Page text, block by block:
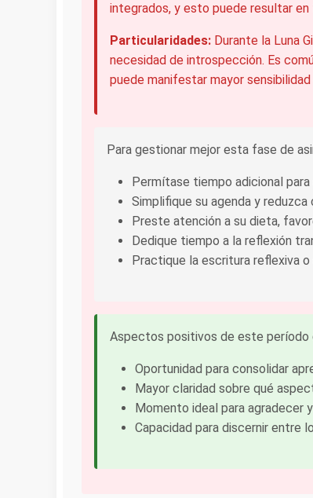
integrados, y esto puede resultar
Particularidades: Durante la Luna
necesidad de introspección. Es
puede manifestar mayor
Para gestionar mejor esta fase de
Permítase tiempo adicional
Simplifique su agenda y
Preste atención a su dieta,
Dedique tiempo a la reflexión
Practique la escritura reflexiva
Aspectos positivos de este período
Oportunidad para consolidar
Mayor claridad sobre qué
Momento ideal para agradecer
Capacidad para discernir entre